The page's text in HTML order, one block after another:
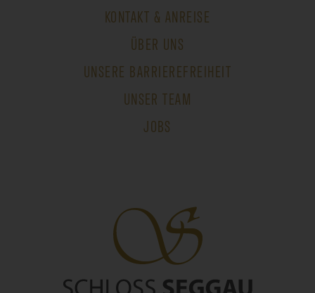
KONTAKT & ANREISE
ÜBER UNS
UNSERE BARRIEREFREIHEIT
UNSER TEAM
JOBS